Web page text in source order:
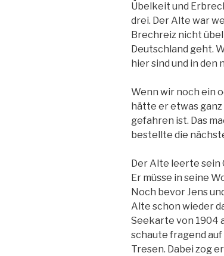
Übelkeit und
drei. Der Alte war
Brechreiz nicht
Deutschland geht.
hier sind und in
Wenn wir noch ein
hätte er etwas ganz
gefahren ist. Das
bestellte die
Der Alte leerte sein
Er müsse in seine
Noch bevor Jens
Alte schon wieder
Seekarte von 1904
schaute fragend
Tresen. Dabei zog